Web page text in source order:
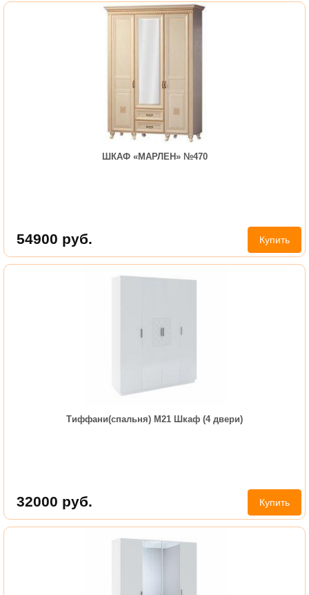
ШКАФ «МАРЛЕН» №470
54900 руб. Купить
Тиффани(спальня) М21 Шкаф (4 двери)
32000 руб. Купить